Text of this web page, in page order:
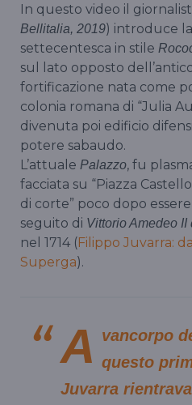
In questo video il
Bellitalia, 2019) introduce
settecentesca in stile
sul lato opposto
fortificazione nata come
colonia romana di “Julia
divenuta poi edificio
potere sabaudo.
L’attuale Palazzo, fu
facciata su “Piazza
di corte” poco dopo
seguito di Vittorio Amedeo II
nel 1714 (Filippo Juvarra:
Superga).
A vancorpo
questo
Juvarra